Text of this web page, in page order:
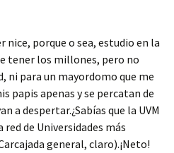
nice, porque o sea, estudio en la
tener los millones, pero no
ni para un mayordomo que me
papis apenas y se percatan de
a despertar.¿Sabías que la UVM
de Universidades más
general, claro).¡Neto!